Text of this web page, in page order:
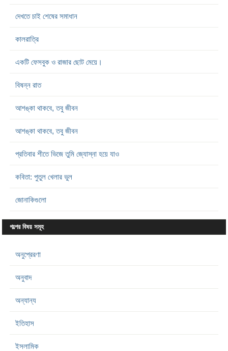
দেখতে চাই শেষের সমাধান
কালরাত্রি
একটি ফেসবুক ও রাজার ছোট মেয়ে।
বিষন্ন রাত
আশঙ্কা থাকবে, তবু জীবন
আশঙ্কা থাকবে, তবু জীবন
প্রতিবার শীতে ভিজে তুমি জ্যোস্না হয়ে যাও
কবিতা: পুতুল খেলার ভুল
জোনাকিগুলো
গল্পের বিষয় সমূহ
অনুপ্রেরণা
অনুবাদ
অন্যান্য
ইতিহাস
ইসলামিক